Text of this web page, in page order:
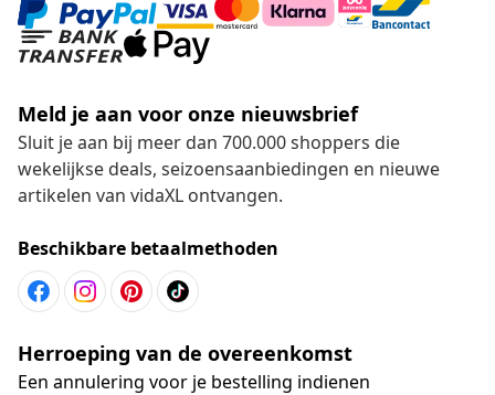
Meld je aan voor onze nieuwsbrief
Sluit je aan bij meer dan 700.000 shoppers die
wekelijkse deals, seizoensaanbiedingen en nieuwe
artikelen van vidaXL ontvangen.
Beschikbare betaalmethoden
Herroeping van de overeenkomst
Een annulering voor je bestelling indienen